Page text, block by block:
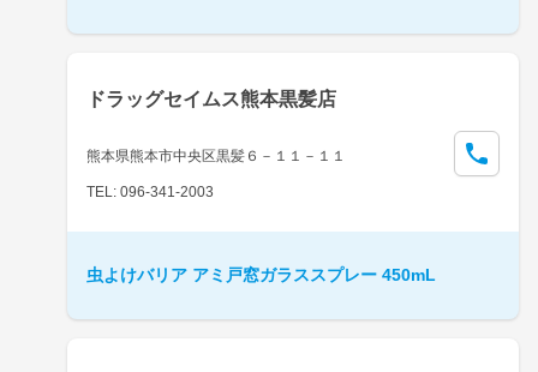
ドラッグセイムス熊本黒髪店
熊本県熊本市中央区黒髪６－１１－１１
TEL: 096-341-2003
虫よけバリア アミ戸窓ガラススプレー 450mL